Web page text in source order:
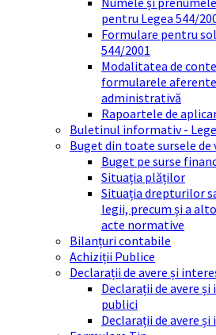
pentru Legea 544/
Formulare pentru
544/2001
Modalitatea de
formularele
administrativă
Rapoartele de
Buletinul informativ -
Buget din toate sursele
Buget pe surse
Situația plăților
Situația drepturilor
legii, precum și a
acte normative
Bilanțuri contabile
Achiziții Publice
Declarații de avere și
Declarații de avere
publici
Declarații de avere